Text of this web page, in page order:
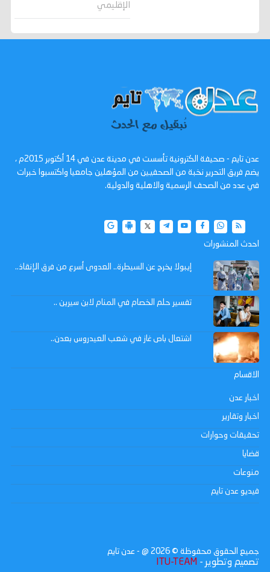
الإقليمي
عدن تايم - صحيفة الكترونية تأسست في مدينة عدن في 14 أكتوبر 2015م ،
يضم فريق التحرير نخبة من الصحفيين من المؤهلين جامعيا واكتسبوا خبرات
في عدد من الصحف الرسمية والاهلية والدولية.
احدث المنشورات
إيبولا يخرج عن السيطرة.. العدوى أسرع من فرق الإنقاذ..
تفسير حلم الخصام في المنام لابن سيرين ..
اشتعال باص غاز في شعب العيدروس بعدن..
الاقسام
اخبار عدن
اخبار وتقارير
تحقيقات وحوارات
قضايا
منوعات
فيديو عدن تايم
جميع الحقوق محفوظة © 2026 @ - عدن تايم
تصميم وتطوير - ITU-TEAM